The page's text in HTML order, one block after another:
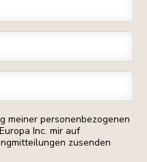
meiner personenbezogenen
Inc. mir auf
zusenden